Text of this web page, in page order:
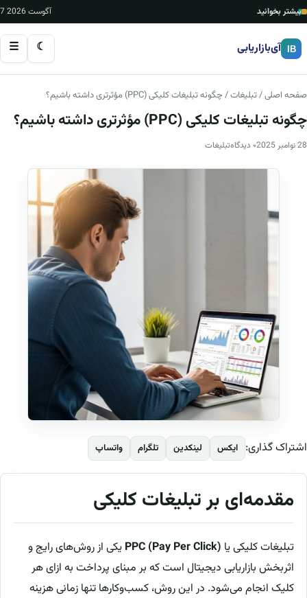
بیشتر بخوانید 7 آگوست 2026
IB آی‌بازاریابی ☾
☰
صفحه اصلی/تبلیغات/ چگونه تبلیغات کلیکی (PPC) مؤثرتری داشته باشیم؟
چگونه تبلیغات کلیکی (PPC) مؤثرتری داشته باشیم؟
28 نوامبر 2025 ۰ دیدگاه تبلیغات
اشتراک گذاری: ایکس لینکدین تلگرام واتساپ
مقدمه‌ای بر تبلیغات کلیکی
تبلیغات کلیکی یا PPC (Pay Per Click) یکی از روش‌های رایج و
اثربخش بازاریابی دیجیتال است که بر مبنای پرداخت به ازای هر
کلیک انجام می‌شود. در این روش، کسب‌وکارها تنها زمانی هزینه